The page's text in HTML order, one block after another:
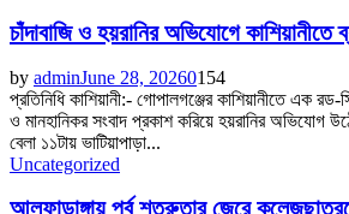
চাঁদাবাজি ও হয়রানির অভিযোগে কাশিয়ানীতে
by adminJune 28, 20260154
প্রতিনিধি কাশিয়ানী:- গোপালগঞ্জের কাশিয়ানীতে এক রড-
ও মানহানিকর সংবাদ প্রকাশ করিয়ে হয়রানির
বেলা ১১টায় ভাটিয়াপাড়া...
Uncategorized
আলফাডাঙ্গায় পূর্ব শত্রুতার জেরে